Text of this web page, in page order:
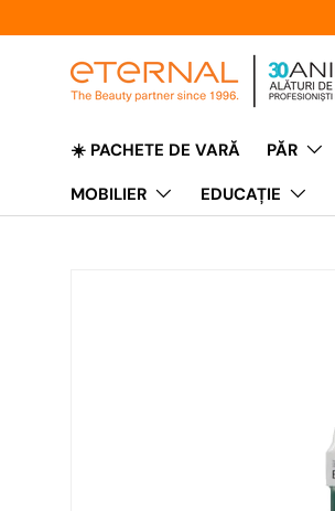
☀️ PACHETE DE VARĂ PĂR
MOBILIER
EDUCAŢIE